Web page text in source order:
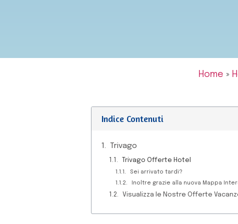
Home »
Indice Contenuti
Trivago
Trivago Offerte Hotel
Sei arrivato tardi?
Inoltre grazie alla nuova Mappa
Visualizza le Nostre Offerte